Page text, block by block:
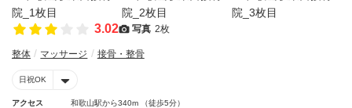
3.02 写真 2枚
整体 マッサージ 接骨・整骨
日祝OK
アクセス
和歌山駅から340m （徒歩5分）